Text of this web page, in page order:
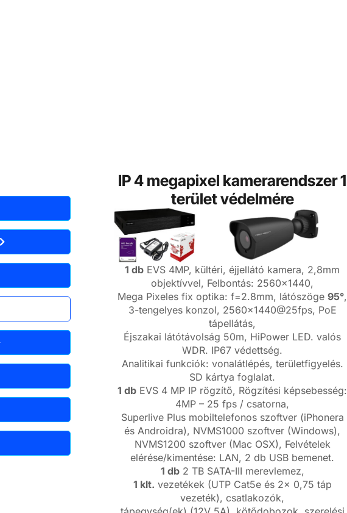
IP 4 megapixel kamerarendszer 1
terület védelmére
1 db EVS 4MP, kültéri, éjjellátó kamera, 2,8mm
objektívvel, Felbontás: 2560×1440,
Mega Pixeles fix optika: f=2.8mm, látószöge95°,
3-tengelyes konzol, 2560×1440@25fps, PoE
tápellátás,
Éjszakai látótávolság 50m, HiPower LED. valós
WDR. IP67 védettség.
Analitikai funkciók: vonalátlépés, területfigyelés.
SD kártya foglalat.
1 db EVS 4 MP IP rögzítő, Rögzítési képsebesség:
4MP – 25 fps / csatorna,
Superlive Plus mobiltelefonos szoftver (iPhonera
és Androidra), NVMS1000 szoftver (Windows),
NVMS1200 szoftver (Mac OSX), Felvételek
elérése/kimentése: LAN, 2 db USB bemenet.
1 db2 TB SATA-III merevlemez,
1 klt. vezetékek (UTP Cat5e és 2x 0,75 táp
vezeték), csatlakozók,